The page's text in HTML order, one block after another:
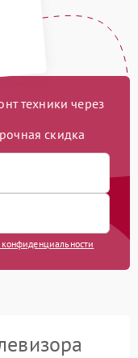
техники через
скидка